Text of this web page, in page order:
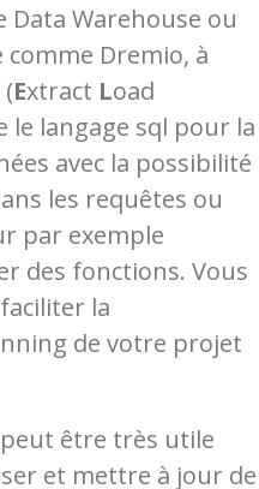
Data Warehouse ou
Dremio, à
(Extract Load
le langage sql pour la
avec la possibilité
les requêtes ou
par exemple
des fonctions. Vous
la
de votre projet
être très utile
et mettre à jour de